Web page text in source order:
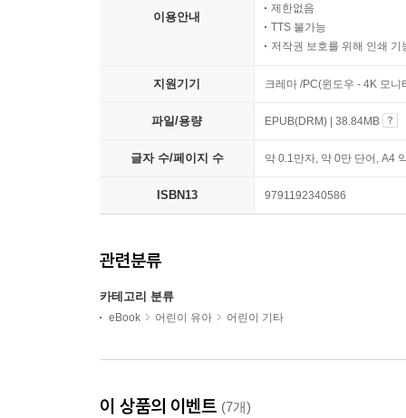
이용안내
제한없음
TTS 불가능
저작권 보호를 위해 인쇄 기
지원기기 크레마 /PC(윈도우 - 4K 모
파일/용량 EPUB(DRM) | 38.84MB
글자 수/페이지 수 약 0.1만자, 약 0만 단어, A4
ISBN13 9791192340586
관련분류
카테고리 분류
eBook 어린이 유아 어린이 기타
이 상품의 이벤트 (7개)